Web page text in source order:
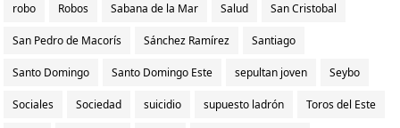
robo Robos Sabana de la Mar Salud San Cristobal
San Pedro de Macorís Sánchez Ramírez Santiago
Santo Domingo Santo Domingo Este sepultan joven Seybo
Sociales Sociedad suicidio supuesto ladrón Toros del Este